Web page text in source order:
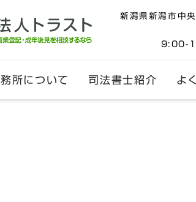
新潟県新潟市中
9:00-
所について 司法書士紹介 よ